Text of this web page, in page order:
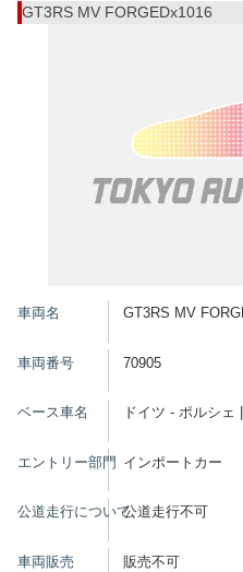
GT3RS MV FORGEDx1016
車両名 GT3RS MV
車両番号 70905
ベース車名 ドイツ - ポルシェ
エントリー部門 インポートカー
公道走行について公道走行不可
車両販売 販売不可